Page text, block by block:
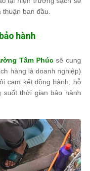
ban đầu.
hành
Tâm Phúc sẽ cung
hàng là doanh nghiệp)
cam kết đồng hành, hỗ
thời gian bảo hành